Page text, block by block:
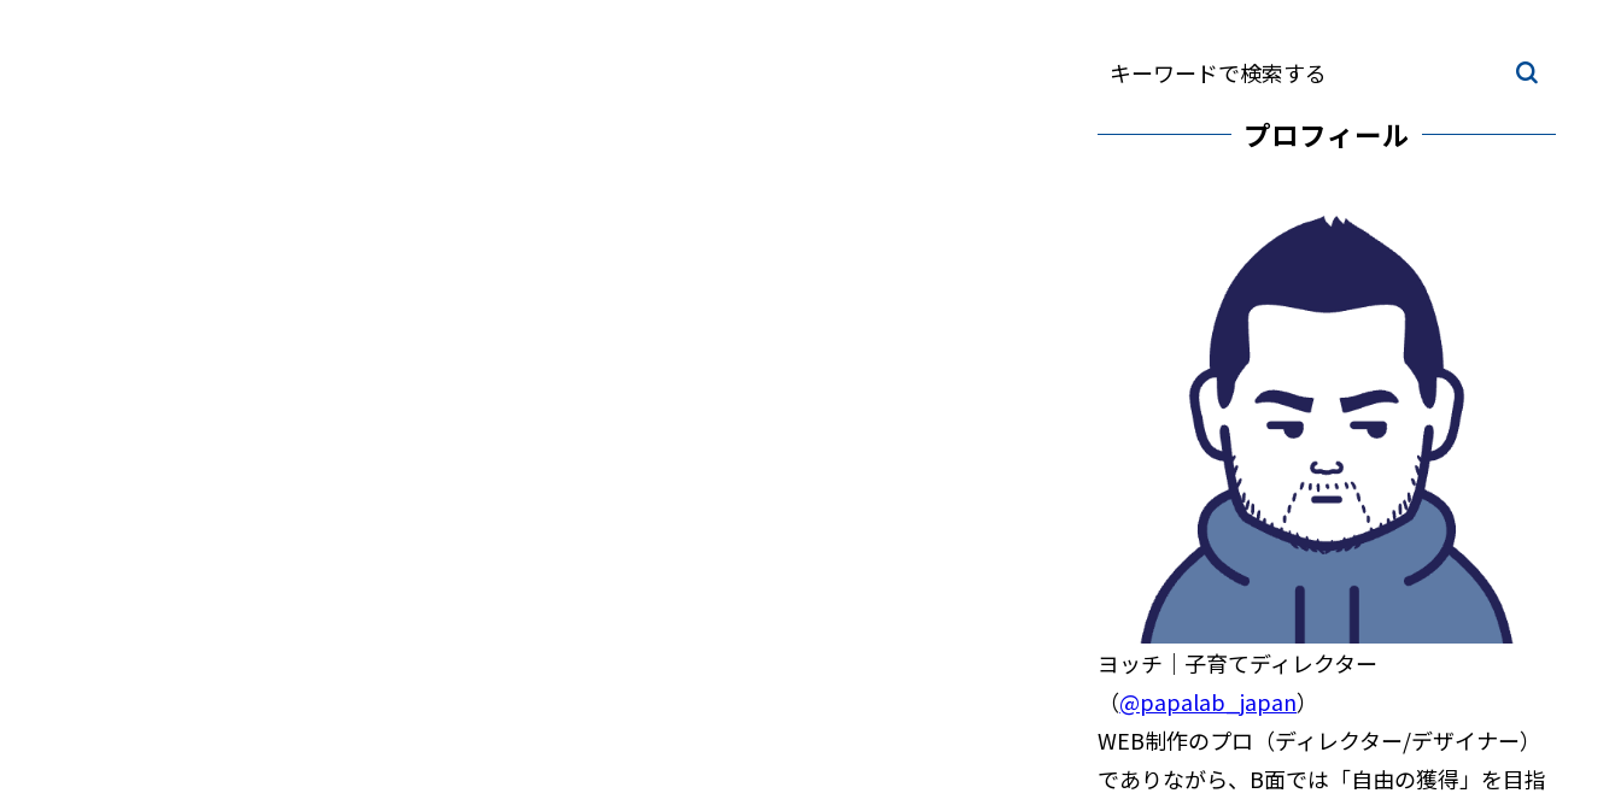
プロフィール
ヨッチ｜子育てディレクター
（@papalab_japan）
WEB制作のプロ（ディレクター/デザイナー）
でありながら、B面では「自由の獲得」を目指